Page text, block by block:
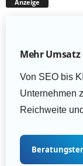
Anzeige
Mehr
Von SEO bis
Unternehmen
Reichweite